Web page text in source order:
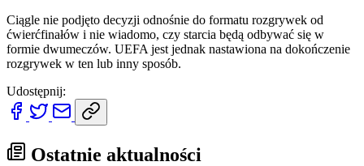
Ciągle nie podjęto decyzji odnośnie do formatu rozgrywek od
ćwierćfinałów i nie wiadomo, czy starcia będą odbywać się w
formie dwumeczów. UEFA jest jednak nastawiona na dokończenie
rozgrywek w ten lub inny sposób.
Udostępnij:
Ostatnie aktualności